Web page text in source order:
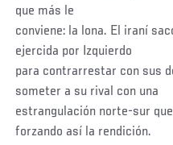
que más le
conviene: la lona. El iraní
ejercida por Izquierdo
para contrarrestar con sus
someter a su rival con una
estrangulación norte-sur
forzando así la rendición.